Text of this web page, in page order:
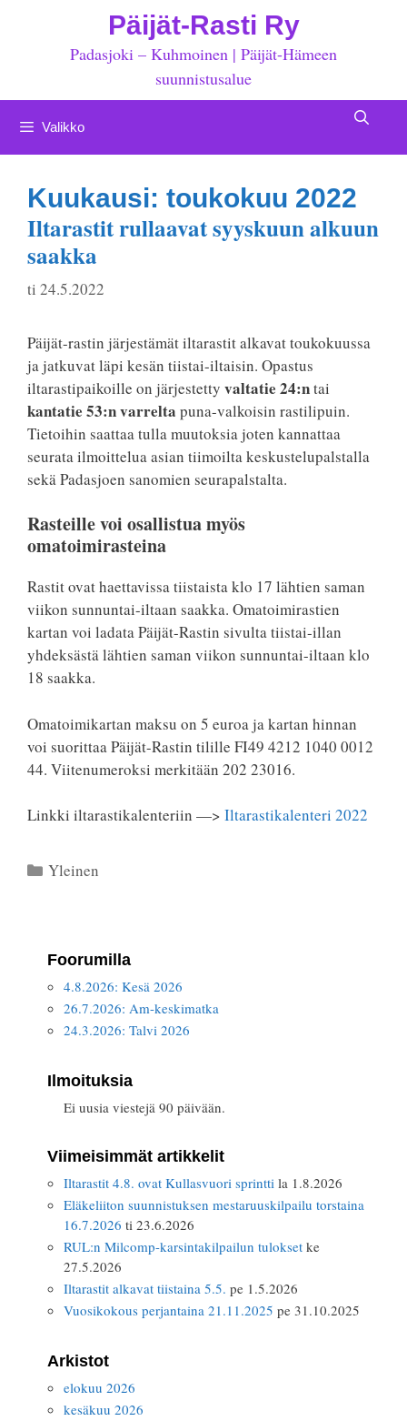
Päijät-Rasti Ry
Padasjoki – Kuhmoinen | Päijät-Hämeen
suunnistusalue
Valikko
Kuukausi: toukokuu 2022
Iltarastit rullaavat syyskuun alkuun
saakka
ti 24.5.2022
Päijät-rastin järjestämät iltarastit alkavat toukokuussa
ja jatkuvat läpi kesän tiistai-iltaisin. Opastus
iltarastipaikoille on järjestetty valtatie 24:ntai
kantatie 53:n varrelta puna-valkoisin rastilipuin.
Tietoihin saattaa tulla muutoksia joten kannattaa
seurata ilmoittelua asian tiimoilta keskustelupalstalla
sekä Padasjoen sanomien seurapalstalta.
Rasteille voi osallistua myös
omatoimirasteina
Rastit ovat haettavissa tiistaista klo 17 lähtien saman
viikon sunnuntai-iltaan saakka. Omatoimirastien
kartan voi ladata Päijät-Rastin sivulta tiistai-illan
yhdeksästä lähtien saman viikon sunnuntai-iltaan klo
18 saakka.
Omatoimikartan maksu on 5 euroa ja kartan hinnan
voi suorittaa Päijät-Rastin tilille FI49 4212 1040 0012
44. Viitenumeroksi merkitään 202 23016.
Linkki iltarastikalenteriin —> Iltarastikalenteri 2022
Kategoriat
Yleinen
Foorumilla
4.8.2026: Kesä 2026
26.7.2026: Am-keskimatka
24.3.2026: Talvi 2026
Ilmoituksia
Ei uusia viestejä 90 päivään.
Viimeisimmät artikkelit
Iltarastit 4.8. ovat Kullasvuori sprintti la 1.8.2026
Eläkeliiton suunnistuksen mestaruuskilpailu torstaina
16.7.2026 ti 23.6.2026
RUL:n Milcomp-karsintakilpailun tulokset ke
27.5.2026
Iltarastit alkavat tiistaina 5.5. pe 1.5.2026
Vuosikokous perjantaina 21.11.2025 pe 31.10.2025
Arkistot
elokuu 2026
kesäkuu 2026